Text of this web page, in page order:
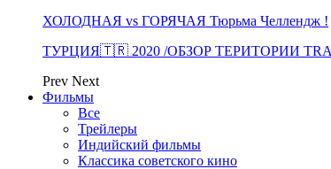
ХОЛОДНАЯ vs ГОРЯЧАЯ Тюрьма Челлендж !
ТУРЦИЯ🇹🇷 2020 /ОБЗОР ТЕРИТОРИИ
Prev Next
Фильмы
Все
Трейлеры
Индийский фильмы
Классика советского кино